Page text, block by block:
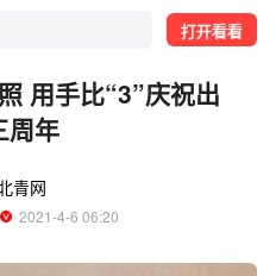
打开看看
用手比“3”庆祝出
周年
青网
  2021-4-6 06:20